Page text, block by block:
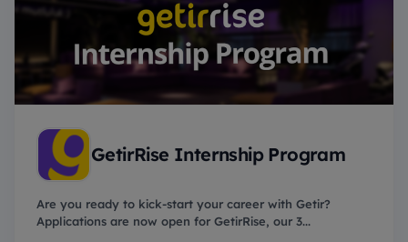
GetirRise Internship Program
Are you ready to kick-start your career with Getir?
Applications are now open for GetirRise, our 3...